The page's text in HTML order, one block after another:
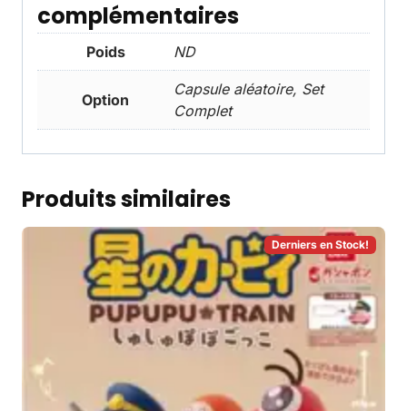
complémentaires
Poids ND
Option
Capsule aléatoire, Set
Complet
Produits similaires
Derniers en Stock!